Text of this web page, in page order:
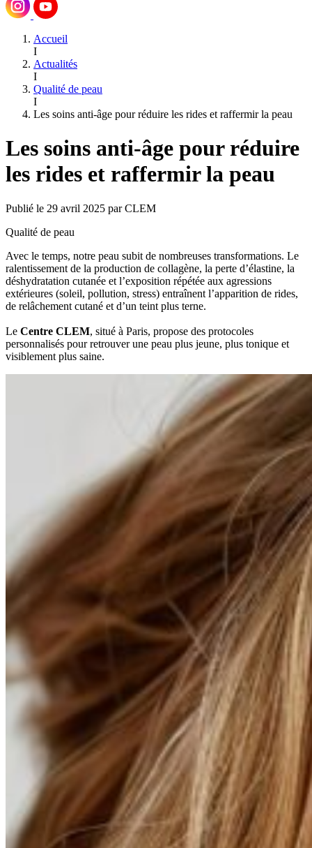
Accueil
I
Actualités
I
Qualité de peau
I
Les soins anti-âge pour réduire les rides et raffermir la peau
Les soins anti-âge pour réduire
les rides et raffermir la peau
Publié le 29 avril 2025 par CLEM
Qualité de peau
Avec le temps, notre peau subit de nombreuses transformations. Le
ralentissement de la production de collagène, la perte d’élastine, la
déshydratation cutanée et l’exposition répétée aux agressions
extérieures (soleil, pollution, stress) entraînent l’apparition de rides,
de relâchement cutané et d’un teint plus terne.
Le Centre CLEM, situé à Paris, propose des protocoles
personnalisés pour retrouver une peau plus jeune, plus tonique et
visiblement plus saine.